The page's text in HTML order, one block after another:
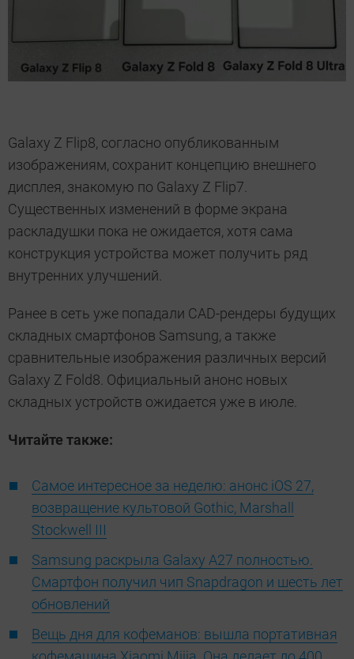
Galaxy Z Flip8, согласно опубликованным
изображениям, сохранит концепцию внешнего
дисплея, знакомую по Galaxy Z Flip7.
Существенных изменений в форме экрана
раскладушки пока не ожидается, хотя сама
конструкция устройства может получить ряд
внутренних улучшений.
Ранее в сеть уже попадали CAD-рендеры будущих
складных смартфонов Samsung, а также
сравнительные изображения различных версий
Galaxy Z Fold8. Официальный анонс новых
складных устройств ожидается уже в июле.
Читайте также:
Самое интересное за неделю: анонс iOS 27,
возвращение культовой Gothic, Marshall
Stockwell III
Samsung раскрыла Galaxy A27 полностью.
Смартфон получил чип Snapdragon и шесть лет
обновлений
Вещь дня для кофеманов: вышла портативная